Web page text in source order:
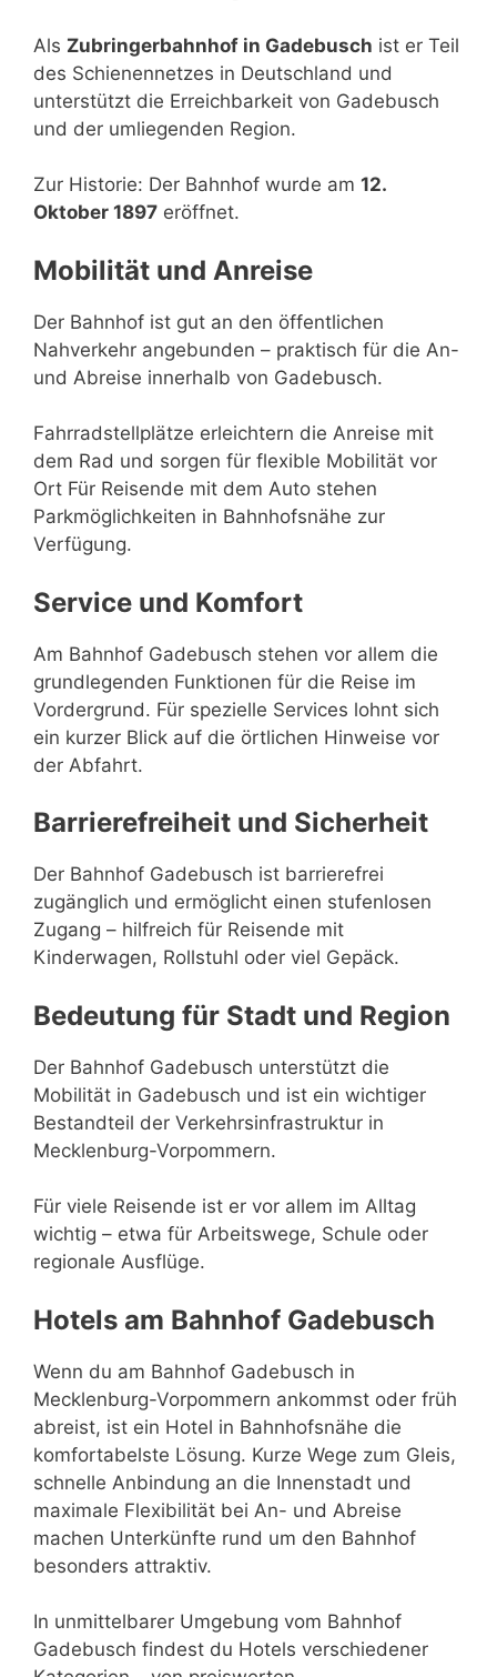
Als Zubringerbahnhof in Gadebusch ist er Teil
des Schienennetzes in Deutschland und
unterstützt die Erreichbarkeit von Gadebusch
und der umliegenden Region.
Zur Historie: Der Bahnhof wurde am 12.
Oktober 1897 eröffnet.
Mobilität und Anreise
Der Bahnhof ist gut an den öffentlichen
Nahverkehr angebunden – praktisch für die An-
und Abreise innerhalb von Gadebusch.
Fahrradstellplätze erleichtern die Anreise mit
dem Rad und sorgen für flexible Mobilität vor
Ort Für Reisende mit dem Auto stehen
Parkmöglichkeiten in Bahnhofsnähe zur
Verfügung.
Service und Komfort
Am Bahnhof Gadebusch stehen vor allem die
grundlegenden Funktionen für die Reise im
Vordergrund. Für spezielle Services lohnt sich
ein kurzer Blick auf die örtlichen Hinweise vor
der Abfahrt.
Barrierefreiheit und Sicherheit
Der Bahnhof Gadebusch ist barrierefrei
zugänglich und ermöglicht einen stufenlosen
Zugang – hilfreich für Reisende mit
Kinderwagen, Rollstuhl oder viel Gepäck.
Bedeutung für Stadt und Region
Der Bahnhof Gadebusch unterstützt die
Mobilität in Gadebusch und ist ein wichtiger
Bestandteil der Verkehrsinfrastruktur in
Mecklenburg-Vorpommern.
Für viele Reisende ist er vor allem im Alltag
wichtig – etwa für Arbeitswege, Schule oder
regionale Ausflüge.
Hotels am Bahnhof Gadebusch
Wenn du am Bahnhof Gadebusch in
Mecklenburg-Vorpommern ankommst oder früh
abreist, ist ein Hotel in Bahnhofsnähe die
komfortabelste Lösung. Kurze Wege zum Gleis,
schnelle Anbindung an die Innenstadt und
maximale Flexibilität bei An- und Abreise
machen Unterkünfte rund um den Bahnhof
besonders attraktiv.
In unmittelbarer Umgebung vom Bahnhof
Gadebusch findest du Hotels verschiedener